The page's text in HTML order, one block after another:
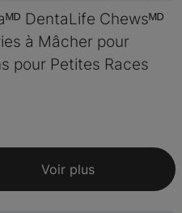
DentaLife Chewsᴹᴰ
à Mâcher pour
pour Petites Races
Voir plus